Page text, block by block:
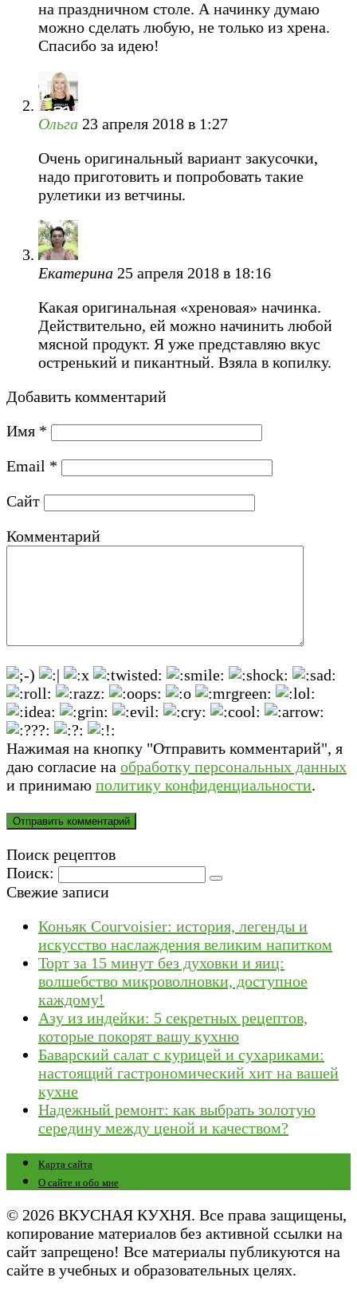
на праздничном столе. А начинку думаю
можно сделать любую, не только из хрена.
Спасибо за идею!
Ольга 23 апреля 2018 в 1:27
Очень оригинальный вариант закусочки,
надо приготовить и попробовать такие
рулетики из ветчины.
Екатерина 25 апреля 2018 в 18:16
Какая оригинальная «хреновая» начинка.
Действительно, ей можно начинить любой
мясной продукт. Я уже представляю вкус
остренький и пикантный. Взяла в копилку.
Добавить комментарий
Имя *
Email *
Сайт
Комментарий
Нажимая на кнопку "Отправить комментарий", я
даю согласие на обработку персональных данных
и принимаю политику конфиденциальности.
Поиск рецептов
Поиск:
Свежие записи
Коньяк Courvoisier: история, легенды и
искусство наслаждения великим напитком
Торт за 15 минут без духовки и яиц:
волшебство микроволновки, доступное
каждому!
Азу из индейки: 5 секретных рецептов,
которые покорят вашу кухню
Баварский салат с курицей и сухариками:
настоящий гастрономический хит на вашей
кухне
Надежный ремонт: как выбрать золотую
середину между ценой и качеством?
Карта сайта
О сайте и обо мне
© 2026 ВКУСНАЯ КУХНЯ. Все права защищены,
копирование материалов без активной ссылки на
сайт запрещено! Все материалы публикуются на
сайте в учебных и образовательных целях.